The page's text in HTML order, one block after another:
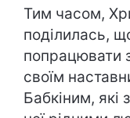
Тим часом,
поділилась,
попрацювати
своїм
Бабкіним, які